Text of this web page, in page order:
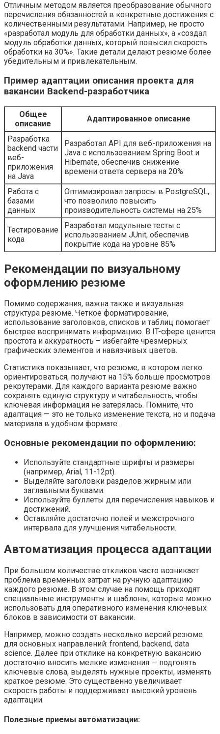
Отличным методом является преобразование обычного
перечисления обязанностей в конкретные достижения с
количественными результатами. Например, не просто
«разработал модуль для обработки данных», а «создал
модуль обработки данных, который повысил скорость
обработки на 30%». Такие детали делают резюме более
убедительным и привлекательным.
Пример адаптации описания проекта для
вакансии Backend-разработчика
Общее
описание
Адаптированное описание
Разработка
backend части
веб-
приложения
на Java
Разработал API для веб-приложения на
Java с использованием Spring Boot и
Hibernate, обеспечив снижение
времени ответа сервера на 20%
Работа с
базами
данных
Оптимизировал запросы в PostgreSQL,
что позволило повысить
производительность системы на 25%
Тестирование
кода
Разработал модульные тесты с
использованием JUnit, обеспечив
покрытие кода на уровне 85%
Рекомендации по визуальному
оформлению резюме
Помимо содержания, важна также и визуальная
структура резюме. Четкое форматирование,
использование заголовков, списков и таблиц помогает
быстрее воспринимать информацию. В IT-сфере ценится
простота и аккуратность – избегайте чрезмерных
графических элементов и навязчивых цветов.
Статистика показывает, что резюме, в котором легко
ориентироваться, получают на 15% больше просмотров
рекрутерами. Для каждого варианта резюме важно
сохранять единую структуру и читабельность, чтобы
ключевая информация не затерялась. Помните, что
адаптация — это не только изменение текста, но и подача
материала в удобном формате.
Основные рекомендации по оформлению:
Используйте стандартные шрифты и размеры
(например, Arial, 11-12pt).
Выделяйте заголовки разделов жирным или
заглавными буквами.
Используйте буллеты для перечисления навыков и
достижений.
Оставляйте достаточно полей и межстрочного
интервала для улучшения читабельности.
Автоматизация процесса адаптации
При большом количестве откликов часто возникает
проблема временных затрат на ручную адаптацию
каждого резюме. В этом случае на помощь приходят
специальные инструменты и шаблоны, которые можно
использовать для оперативного изменения ключевых
блоков в зависимости от вакансии.
Например, можно создать несколько версий резюме
для основных направлений: frontend, backend, data
science. Далее при отклике на конкретную вакансию
достаточно вносить мелкие изменения — подгонять
ключевые слова, выделять нужные проекты, изменять
краткое резюме. Это существенно увеличивает
скорость работы и поддерживает высокий уровень
адаптации.
Полезные приемы автоматизации: